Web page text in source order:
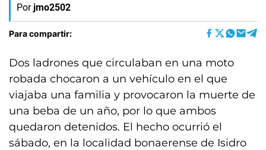
Por jmo2502
Para compartir:
Dos ladrones que circulaban en una moto
robada chocaron a un vehículo en el que
viajaba una familia y provocaron la muerte de
una beba de un año, por lo que ambos
quedaron detenidos. El hecho ocurrió el
sábado, en la localidad bonaerense de Isidro